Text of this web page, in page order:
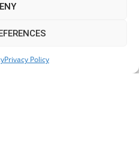
Privacy Policy
τις επικίνδυνες
your experience. We'll
Read More